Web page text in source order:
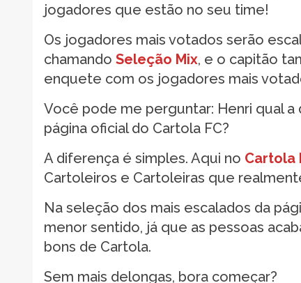
jogadores que estão no seu time!
Os jogadores mais votados serão
chamando Seleção Mix, e o capitão
enquete com os jogadores mais
Você pode me perguntar: Henri qual
página oficial do Cartola FC?
A diferença é simples. Aqui no Cartola
Cartoleiros e Cartoleiras que
Na seleção dos mais escalados da
menor sentido, já que as pessoas
bons de Cartola.
Sem mais delongas, bora começar?